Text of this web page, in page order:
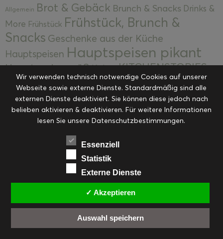
Allgemein Brot & Gebäck Brunch & Snacks Drinks &
More Frühstück Frühstück, Brunch &
Snacks Geschenke aus der Küche
Hauptspeisen Hauptspeisen pikant
Hauptspeisen süßKekseKITCHENSTORIES
Kuchen, Torten & Desserts Kuchen und
Desserts Kulinarik Kulinarische Mitbringsel &
Eingemachtes Ohne Kategorie Ostern Resteküche
RezepteSaisonalSliderStartseite
Suppen, Salate & Vorspeisen
Vorspeisen, Salate & Suppen
Weihnachten Workshops & Events
FACEBOOK PINTEREST
EMAIL
Wir verwenden technisch notwendige Cookies auf unserer
Webseite sowie externe Dienste. Standardmäßig sind alle
externen Dienste deaktiviert. Sie können diese jedoch nach
belieben aktivieren & deaktivieren. Für weitere Informationen
lesen Sie unsere Datenschutzbestimmungen.
Essenziell
Statistik
Externe Dienste
✓ Akzeptieren
Auswahl speichern